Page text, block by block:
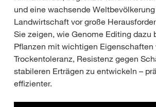
und eine wachsende
Landwirtschaft vor große
Sie zeigen, wie Genome Editing dazu
Pflanzen mit wichtigen Eigenschaften
Trockentoleranz, Resistenz gegen
stabileren Erträgen zu entwickeln –
effizienter.